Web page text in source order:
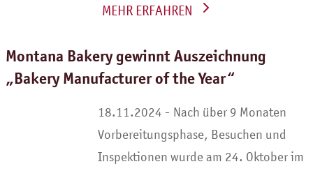
WEITERLESEN
Montana Bakery gewinnt Auszeichnung
„Bakery Manufacturer of the Year“
Nach über 9 Monaten
Vorbereitungsphase, Besuchen und
Inspektionen wurde am 24. Oktober im